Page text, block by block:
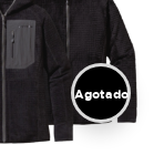
Agotado